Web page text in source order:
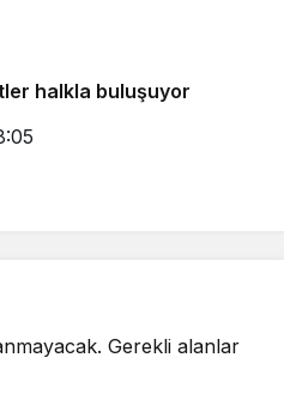
halkla buluşuyor
Gerekli alanlar